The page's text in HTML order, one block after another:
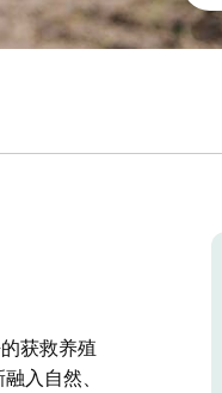
获救养殖
入自然、